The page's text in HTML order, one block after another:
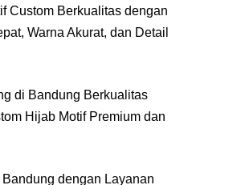
Custom Berkualitas dengan
Warna Akurat, dan Detail
di Bandung Berkualitas
Hijab Motif Premium dan
dengan Layanan